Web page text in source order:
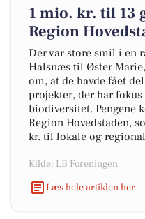
1 mio. kr. til 13
Region
Der var store smil i en
Halsnæs til Øster
om, at de havde fået
projekter, der har
biodiversitet. Pengene
Region Hovedstaden,
kr. til lokale og
Kilde: LB Foreningen
Læs hele artiklen her